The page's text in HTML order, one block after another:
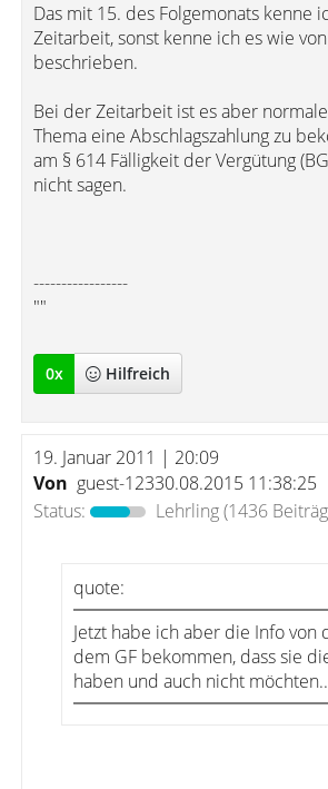
Das mit 15. des Folgemonats kenne
Zeitarbeit, sonst kenne ich es wie
beschrieben.
Bei der Zeitarbeit ist es aber
Thema eine Abschlagszahlung zu
am § 614 Fälligkeit der Vergütung
nicht sagen.
-----------------
""
0x Hilfreich
19. Januar 2011 | 20:09
Von guest-12330.08.2015 11:38:25
Status:
Lehrling(1436
quote:
Jetzt habe ich aber die Info von
dem GF bekommen, dass sie
haben und auch nicht